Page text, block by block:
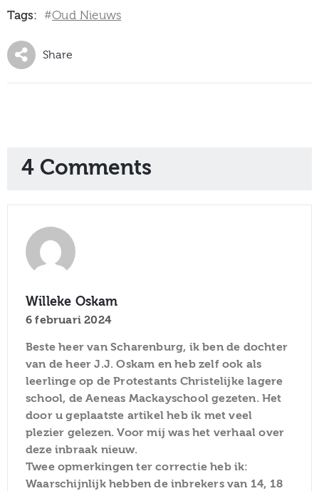
Tags: #Oud Nieuws
Share
4 Comments
Willeke Oskam
6 februari 2024
Beste heer van Scharenburg, ik ben de dochter
van de heer J.J. Oskam en heb zelf ook als
leerlinge op de Protestants Christelijke lagere
school, de Aeneas Mackayschool gezeten. Het
door u geplaatste artikel heb ik met veel
plezier gelezen. Voor mij was het verhaal over
deze inbraak nieuw.
Twee opmerkingen ter correctie heb ik:
Waarschijnlijk hebben de inbrekers van 14, 18